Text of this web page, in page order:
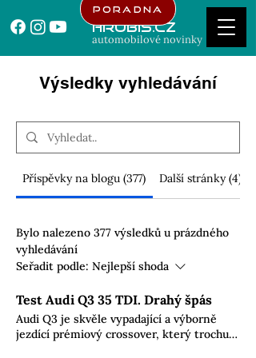
Hrubis.cz
automobilové novinky
Poradna
Výsledky vyhledávání
Příspěvky na blogu (377) Další stránky (4)
Bylo nalezeno 377 výsledků u prázdného
vyhledávání
Seřadit podle: Nejlepší shoda
Test Audi Q3 35 TDI. Drahý špás
Audi Q3 je skvěle vypadající a výborně
jezdící prémiový crossover, který trochu